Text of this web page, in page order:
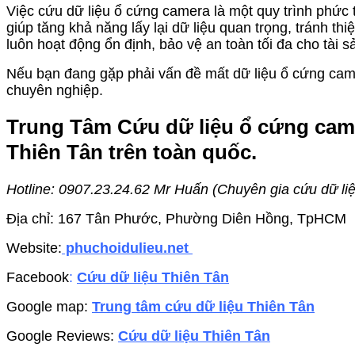
Việc cứu dữ liệu ổ cứng camera là một quy trình
giúp tăng khả năng lấy lại dữ liệu quan trọng, tránh
luôn hoạt động ổn định, bảo vệ an toàn tối đa cho tài
Nếu bạn đang gặp phải vấn đề mất dữ liệu ổ cứng
chuyên nghiệp.
Trung Tâm Cứu dữ liệu ổ cứng
Thiên Tân trên toàn quốc.
Hotline: 0907.23.24.62 Mr Huấn (Chuyên gia cứu dữ
Địa chỉ: 167 Tân Phước, Phường Diên Hồng, TpHCM
Website: phuchoidulieu.net
Facebook: Cứu dữ liệu Thiên Tân
Google map: Trung tâm cứu dữ liệu Thiên Tân
Google Reviews: Cứu dữ liệu Thiên Tân